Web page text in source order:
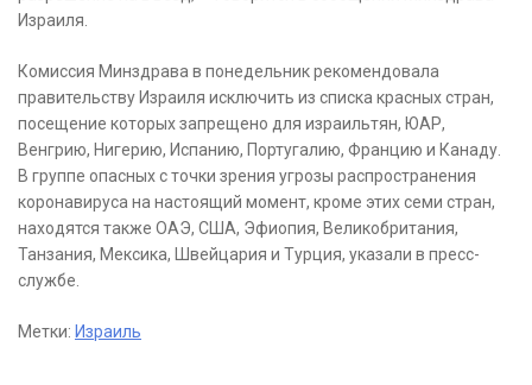
Израиля.
Комиссия Минздрава в понедельник рекомендовала
правительству Израиля исключить из списка красных стран,
посещение которых запрещено для израильтян, ЮАР,
Венгрию, Нигерию, Испанию, Португалию, Францию и Канаду.
В группе опасных с точки зрения угрозы распространения
коронавируса на настоящий момент, кроме этих семи стран,
находятся также ОАЭ, США, Эфиопия, Великобритания,
Танзания, Мексика, Швейцария и Турция, указали в пресс-
службе.
Метки: Израиль